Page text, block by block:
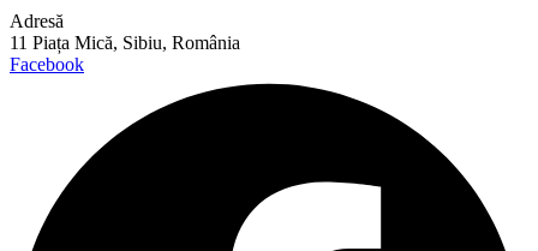
Adresă
11 Piața Mică, Sibiu, România
Facebook